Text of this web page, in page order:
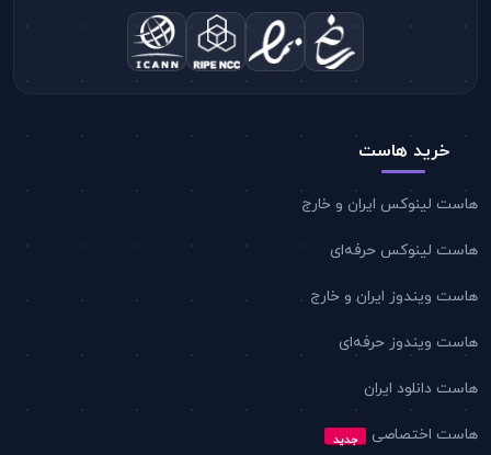
خرید هاست
هاست لینوکس ایران و خارج
هاست لینوکس حرفه‌ای
هاست ویندوز ایران و خارج
هاست ویندوز حرفه‌ای
هاست دانلود ایران
هاست اختصاصی جدید